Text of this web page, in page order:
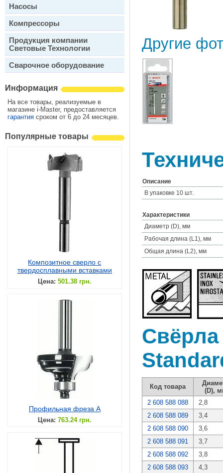
Насосы
Компрессоры
Продукция компании
Световые Технологии
Сварочное оборудование
Информация
На все товары, реализуемые в
магазине i-Master, предоставляется
гарантия сроком от 6 до 24 месяцев.
Популярные товары
Композитное сверло с
твердосплавными вставками
Цена: 501.38 грн.
Профильная фреза A
Цена: 763.24 грн.
Другие
Описание
В упаковке 10 шт.
Характеристики
Диаметр (D), мм
Рабочая длина (L1), мм
Общая длина (L2), мм
Свёрла
Код товара
(D),
2 608 588 088
2,8
2 608 588 089
3,4
2 608 588 090
3,6
2 608 588 091
3,7
2 608 588 092
3,8
2 608 588 093
4,3